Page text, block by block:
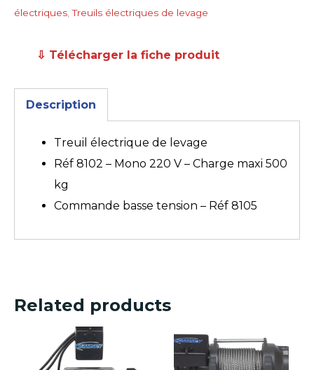
électriques ,Treuils électriques de levage
⇩ Télécharger la fiche produit
Description
Treuil électrique de levage
Réf 8102 – Mono 220 V – Charge maxi 500
kg
Commande basse tension – Réf 8105
Related products